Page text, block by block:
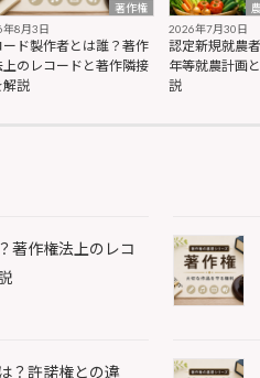
著作権
8月3日
ード製作者とは誰？著作
上のレコードと著作隣接
解説
2026年7月30日
認定新規就農
年等就農計画
説
著作権法上のレコ
？許諾権との違